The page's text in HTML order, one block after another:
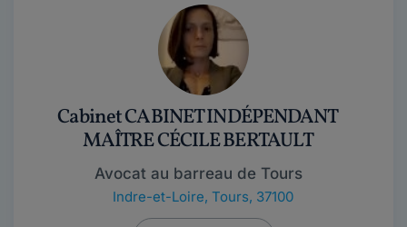
Cabinet CABINET INDÉPENDANT
MAÎTRE CÉCILE BERTAULT
Avocat au barreau de Tours
Indre-et-Loire, Tours, 37100